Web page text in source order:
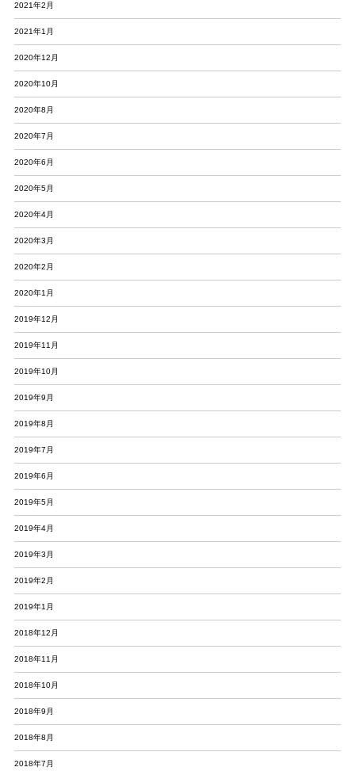
2021年2月
2021年1月
2020年12月
2020年10月
2020年8月
2020年7月
2020年6月
2020年5月
2020年4月
2020年3月
2020年2月
2020年1月
2019年12月
2019年11月
2019年10月
2019年9月
2019年8月
2019年7月
2019年6月
2019年5月
2019年4月
2019年3月
2019年2月
2019年1月
2018年12月
2018年11月
2018年10月
2018年9月
2018年8月
2018年7月